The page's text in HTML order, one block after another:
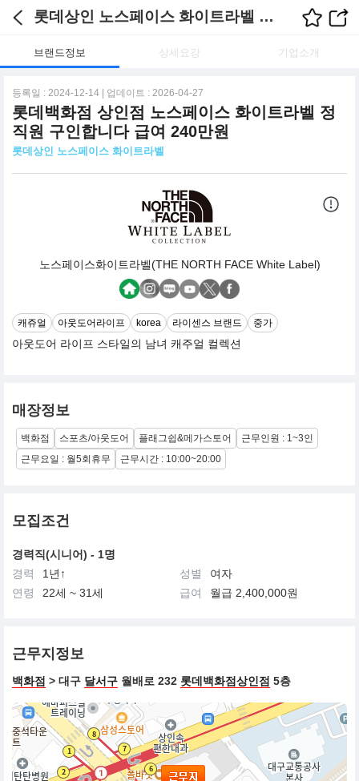
롯데상인 노스페이스 화이트라벨 채용정보
브랜드정보 상세요강 기업소개
등록일 : 2024-12-14 | 업데이트 : 2026-04-27
롯데백화점 상인점 노스페이스 화이트라벨 정
직원 구인합니다 급여 240만원
롯데상인 노스페이스 화이트라벨
노스페이스화이트라벨(THE NORTH FACE White Label)
캐쥬얼 아웃도어라이프 korea 라이센스 브랜드 중가
아웃도어 라이프 스타일의 남녀 캐주얼 컬렉션
매장정보
백화점 스포츠/아웃도어 플래그쉽&메가스토어
근무인원 : 1~3인
근무요일 : 월5회휴무
근무시간 : 10:00~20:00
모집조건
경력직(시니어) - 1명
경력
1년↑ 성별
여자
연령
22세 ~ 31세 급여 월급 2,400,000원
근무지정보
백화점 > 대구 달서구 월배로 232 롯데백화점상인점 5층